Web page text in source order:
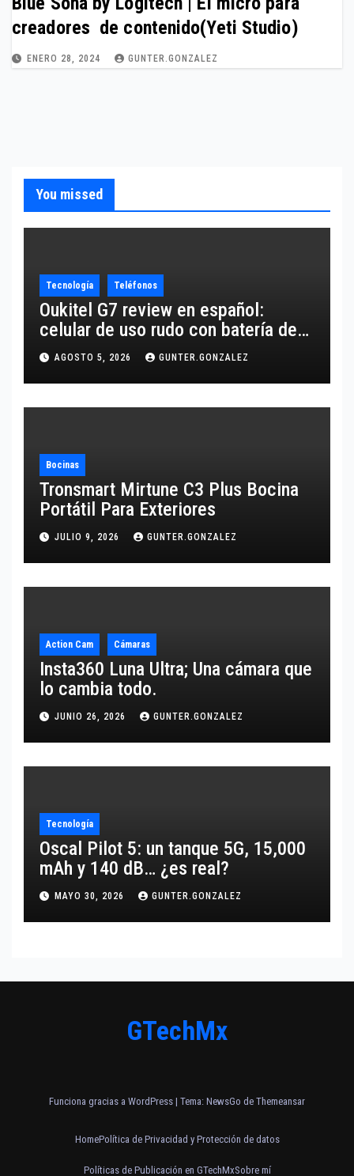
creadores de contenido(Yeti Studio)
ENERO 28, 2024 GUNTER.GONZALEZ
You missed
Tecnología Teléfonos
Oukitel G7 review en español:
celular de uso rudo con batería de
10,600 mAh
AGOSTO 5, 2026 GUNTER.GONZALEZ
Bocinas
Tronsmart Mirtune C3 Plus Bocina
Portátil Para Exteriores
JULIO 9, 2026 GUNTER.GONZALEZ
Action Cam Cámaras
Insta360 Luna Ultra; Una cámara que
lo cambia todo.
JUNIO 26, 2026 GUNTER.GONZALEZ
Tecnología
Oscal Pilot 5: un tanque 5G, 15,000
mAh y 140 dB… ¿es real?
MAYO 30, 2026 GUNTER.GONZALEZ
GTechMx
Funciona gracias a WordPress | Tema: NewsGo de Themeansar
HomePolítica de Privacidad y Protección de datos
Políticas de Publicación en GTechMxSobre mí